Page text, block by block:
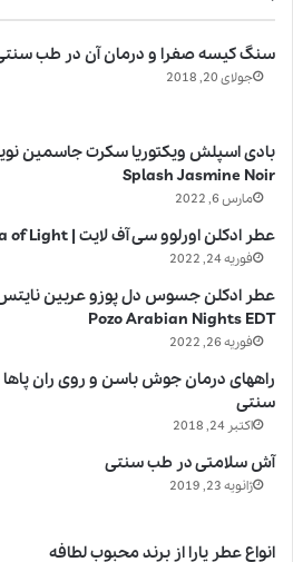
سنگ کیسه صفرا و درمان آن در طب
جولای 20, 2018
Splash Jasmine Noir
مارس 6, 2022
عطر ادکلن اورلوو سی آف لایت | Orlov Paris Sea of Light
فوریه 24, 2022
Pozo Arabian Nights EDT
فوریه 26, 2022
راههای درمان جوش باسن و روی ران
سنتی
اکتبر 24, 2018
آش سلامتی در طب سنتی
ژانویه 23, 2019
انواع عطر یارا از برند محبوب لطافه